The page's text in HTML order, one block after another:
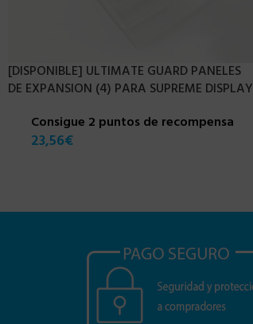
[DISPONIBLE] ULTIMATE GUARD PANELES
DE EXPANSION (4) PARA SUPREME DISPLAY
Consigue 2 puntos de recompensa
23,56€